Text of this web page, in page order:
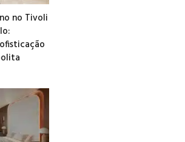
no Tivoli